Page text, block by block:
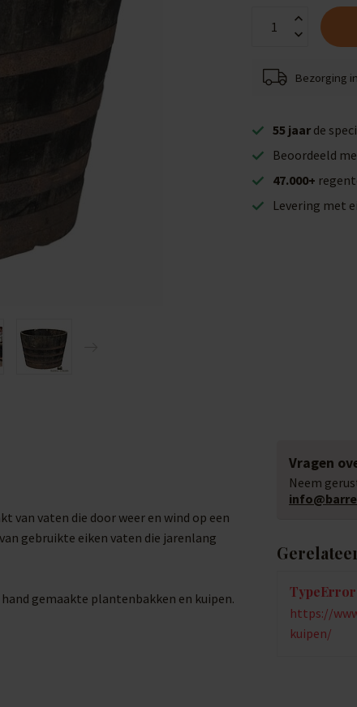
Bezorging
55 jaar de
Beoordeeld
47.000+
Levering met
van vaten die door weer en wind op een
gebruikte eiken vaten die jarenlang
gemaakte plantenbakken en kuipen.
Vragen
Neem
https://
kuipen/